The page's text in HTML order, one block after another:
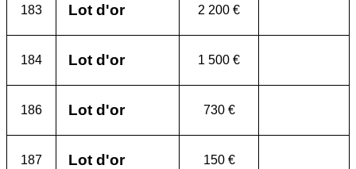
183 Lot d'or 2 200 €
184 Lot d'or 1 500 €
186 Lot d'or 730 €
187 Lot d'or 150 €